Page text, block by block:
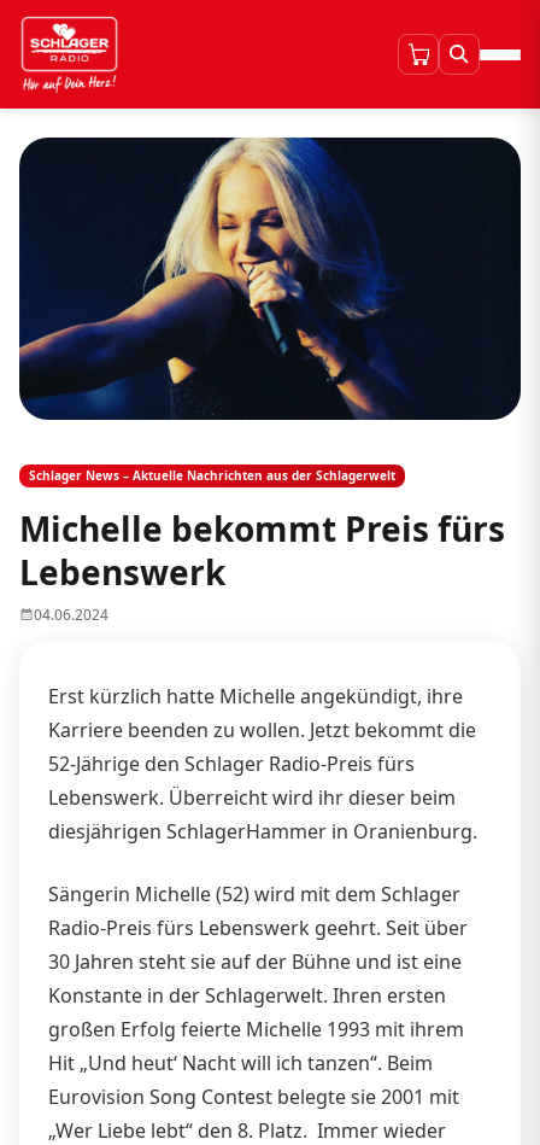
Schlager News – Aktuelle Nachrichten aus der Schlagerwelt
Michelle bekommt Preis fürs
Lebenswerk
04.06.2024
Erst kürzlich hatte Michelle angekündigt, ihre
Karriere beenden zu wollen. Jetzt bekommt die
52-Jährige den Schlager Radio-Preis fürs
Lebenswerk. Überreicht wird ihr dieser beim
diesjährigen SchlagerHammer in Oranienburg.
Sängerin Michelle (52) wird mit dem Schlager
Radio-Preis fürs Lebenswerk geehrt. Seit über
30 Jahren steht sie auf der Bühne und ist eine
Konstante in der Schlagerwelt. Ihren ersten
großen Erfolg feierte Michelle 1993 mit ihrem
Hit „Und heut‘ Nacht will ich tanzen“. Beim
Eurovision Song Contest belegte sie 2001 mit
„Wer Liebe lebt“ den 8. Platz. Immer wieder